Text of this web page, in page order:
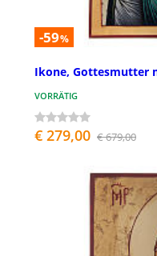
-59%
Ikone, Gottesmutter
VORRÄTIG
€ 279,00 € 679,00